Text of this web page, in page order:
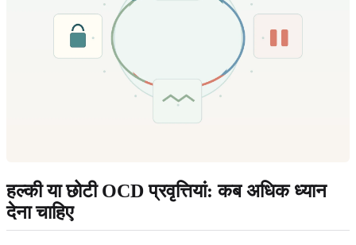
हल्की या छोटी OCD प्रवृत्तियां: कब अधिक ध्यान
देना चाहिए